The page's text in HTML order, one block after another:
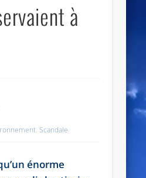
à
,Scandale
énorme